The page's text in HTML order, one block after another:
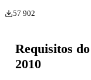
57 902
Requisitos
2010